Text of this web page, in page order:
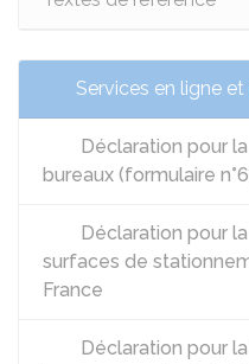
Services en ligne
Déclaration pour
bureaux (formulaire
Déclaration pour
surfaces de
France
Déclaration pour